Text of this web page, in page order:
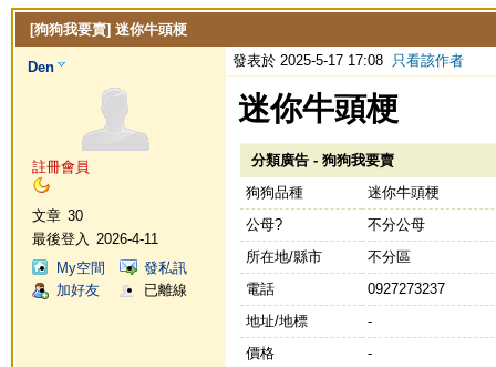
[狗狗我要賣] 迷你牛頭梗
Den
註冊會員
文章 30
最後登入
2026-4-11
My空間
發私訊
加好友
已離線
發表於 2025-5-17 17:08 只看該作者
迷你牛頭梗
分類廣告 - 狗狗我要賣
狗狗品種
迷你牛頭梗
公母?
不分公母
所在地/縣市
不分區
電話
0927273237
地址/地標
-
價格
-